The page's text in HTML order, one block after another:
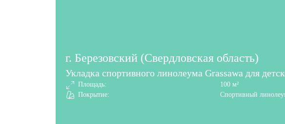
г. Березовский (Свердловская область)
Укладка спортивного линолеума Grassawa для
Площадь:
100 м²
Покрытие:
Спортивный